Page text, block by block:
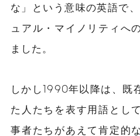
な」という意味の英語で
ュアル・マイノリティへ
ました。
しかし1990年以降は、既
た人たちを表す用語とし
事者たちがあえて肯定的